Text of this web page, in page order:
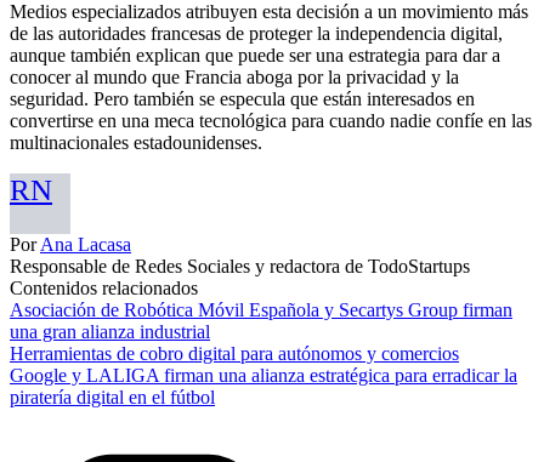
Medios especializados atribuyen esta decisión a un movimiento más
de las autoridades francesas de proteger la independencia digital,
aunque también explican que puede ser una estrategia para dar a
conocer al mundo que Francia aboga por la privacidad y la
seguridad. Pero también se especula que están interesados en
convertirse en una meca tecnológica para cuando nadie confíe en las
multinacionales estadounidenses.
RN
PorAna Lacasa
Responsable de Redes Sociales y redactora de TodoStartups
Contenidos relacionados
Asociación de Robótica Móvil Española y Secartys Group firman
una gran alianza industrial
Herramientas de cobro digital para autónomos y comercios
Google y LALIGA firman una alianza estratégica para erradicar la
piratería digital en el fútbol